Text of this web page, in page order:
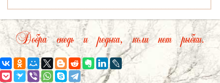
Добра снедь и редька, коли нет рыбки.